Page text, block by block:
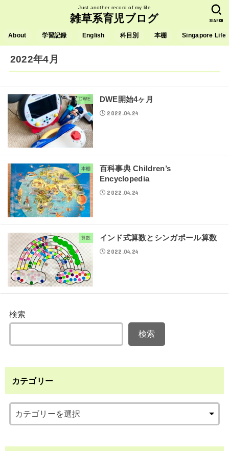
Just another record of my life
雑草系育児ブログ
About 学習記録 English 科目別 本棚 Singapore Life
SEARCH
2022年4月
DWE DWE開始4ヶ月
2022.04.24
本棚
百科事典 Children’s
Encyclopedia
2022.04.24
算数 インド式算数とシンガポール算数
2022.04.24
検索
検索
カテゴリー